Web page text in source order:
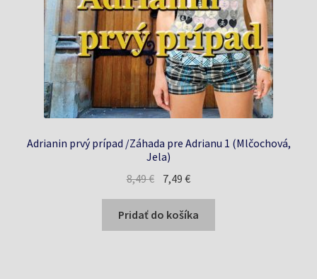
Adrianin prvý prípad /Záhada pre Adrianu 1 (Mlčochová,
Jela)
8,49€ Pôvodná
bola:
8,49 €.
7,49€Aktuálna
je:
7,49 €.
Pridať do košíka